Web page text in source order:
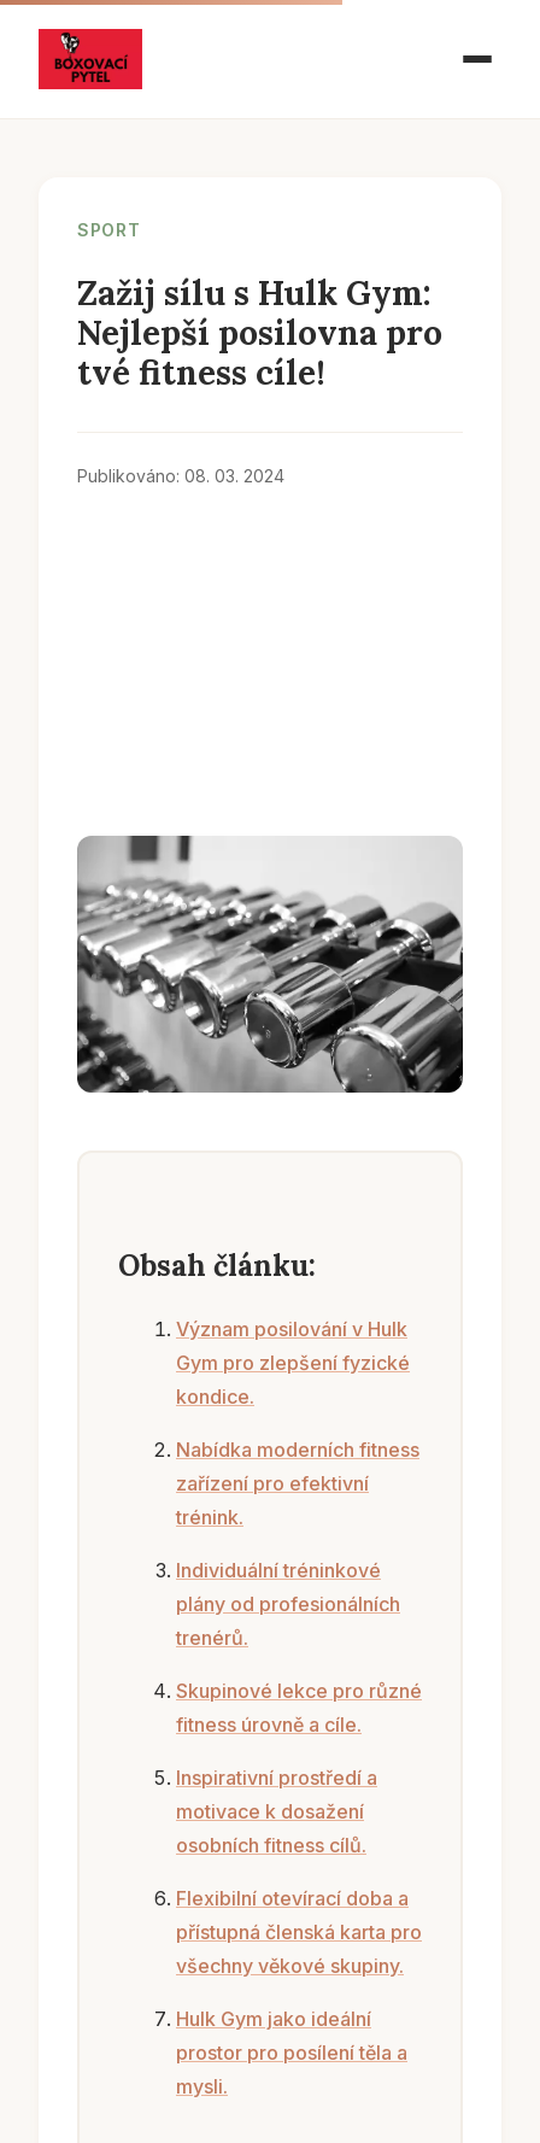
SPORT
Zažij sílu s Hulk Gym:
Nejlepší posilovna pro
tvé fitness cíle!
Publikováno: 08. 03. 2024
Obsah článku:
Význam posilování v Hulk
Gym pro zlepšení fyzické
kondice.
Nabídka moderních fitness
zařízení pro efektivní
trénink.
Individuální tréninkové
plány od profesionálních
trenérů.
Skupinové lekce pro různé
fitness úrovně a cíle.
Inspirativní prostředí a
motivace k dosažení
osobních fitness cílů.
Flexibilní otevírací doba a
přístupná členská karta pro
všechny věkové skupiny.
Hulk Gym jako ideální
prostor pro posílení těla a
mysli.